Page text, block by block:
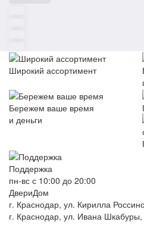
Широкий ассортимент
Бережем ваше время
и деньги
Поддержка
пн-вс с 10:00 до 20:00
ДвериДом
г. Краснодар, ул. Кирилла
г. Краснодар, ул. Ивана Шкабуры,